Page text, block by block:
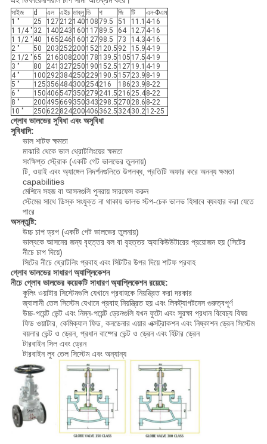
সাইজ d এল এইচ ডাব্লু ডি গ জি টি
এন-Φএম
1 "
25 127 212140 10879.5 51 11.1 4-16
1 1/4 " 32 140 243 160 117 89.5 64 12.7 4-16
1 1/2 " 40 165 246 160 127 98.5 73 14.3 4-16
2 "
50 203 252200 152120.5 92 15.9 4-19
2 1/2 " 65 216 308 200 178 139.5 105 17.5 4-19
3 "
80 241 327 250 190 152.5 127 19.1 4-19
4 "
100 292384250 229 190.5 157 23.9 8-19
5 "
125 356 484300 254216 186 23.9 8-22
6 "
150 406547 350 279 241.5 216 25.48-22
8 "
200 495 669 350 343 298.5 270 28.6 8-22
10 "
250 622824200 406 362.5 32430.212-25
গ্লোব ভালভের সুবিধা এবং অসুবিধা
সুবিধাদি:
ভাল শাটফ ক্ষমতা
মাঝারি থেকে ভাল থ্রোটলিংয়ের ক্ষমতা
সংক্ষিপ্ত স্ট্রোক (একটি গেট ভালভের তুলনায়)
টি, ওয়াই এবং অ্যাঙ্গেল নিদর্শনগুলিতে উপলব্ধ, প্রতিটি অফার করে অনন্য ক্ষমতা
capabilities
মেশিনে সহজ বা আসনগুলি পুনরায় সারফেস করুন
স্টেমের সাথে ডিস্ক সংযুক্ত না থাকায় ভালভ স্টপ-চেক ভালভ হিসাবে ব্যবহার করা যেতে
পারে
অসন্তুষ্টি:
উচ্চ চাপ ড্রপ (একটি গেট ভালভের তুলনায়)
ভাল্বকে আসনের জন্য বৃহত্তর বল বা বৃহত্তর অ্যাকিউউটারের প্রয়োজন হয় (সিটের
নীচে চাপ দিয়ে)
সিটের নীচে থ্রোটলিং প্রবাহ এবং সিটটির উপর দিয়ে শাটফ প্রবাহ
গ্লোব ভালভের সাধারণ অ্যাপ্লিকেশন
নীচে গ্লোব ভালভের কয়েকটি সাধারণ অ্যাপ্লিকেশন রয়েছে:
কুলিং ওয়াটার সিস্টেমগুলি যেখানে প্রবাহকে নিয়ন্ত্রিত করা দরকার
জ্বালানী তেল সিস্টেম যেখানে প্রবাহ নিয়ন্ত্রিত হয় এবং লিকট্যাগটনেস গুরুত্বপূর্ণ
উচ্চ-পয়েন্ট ভেন্ট এবং নিম্ন-পয়েন্ট ড্রেনগুলি যখন ফুটো এবং সুরক্ষা প্রধান বিবেচ্য বিষয়
ফিড ওয়াটার, কেমিক্যাল ফিড, কনডেনার এয়ার এক্সট্রাকশন এবং নিষ্কাশন ড্রেন সিস্টেম
বয়লার ভেন্ট ও ড্রেন, প্রধান বাষ্পের ভেন্ট ও ড্রেন এবং হিটার ড্রেন
টারবাইন সিল এবং ড্রেন
টারবাইন লুব তেল সিস্টেম এবং অন্যান্য